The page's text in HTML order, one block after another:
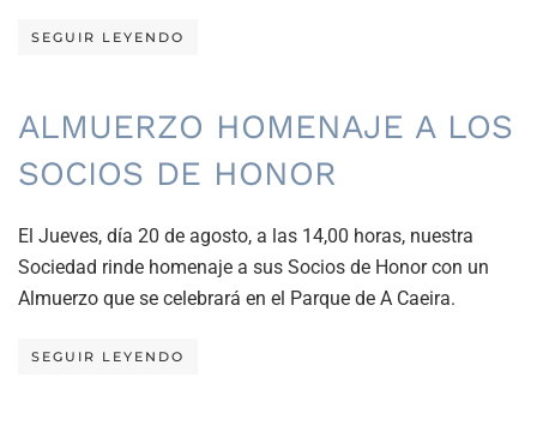
SEGUIR LEYENDO
ALMUERZO HOMENAJE A LOS
SOCIOS DE HONOR
El Jueves, día 20 de agosto, a las 14,00 horas, nuestra
Sociedad rinde homenaje a sus Socios de Honor con un
Almuerzo que se celebrará en el Parque de A Caeira.
SEGUIR LEYENDO